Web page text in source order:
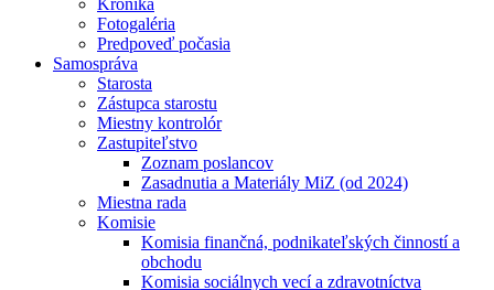
Kronika
Fotogaléria
Predpoveď počasia
Samospráva
Starosta
Zástupca starostu
Miestny kontrolór
Zastupiteľstvo
Zoznam poslancov
Zasadnutia a Materiály MiZ (od 2024)
Miestna rada
Komisie
Komisia finančná, podnikateľských činností a
obchodu
Komisia sociálnych vecí a zdravotníctva